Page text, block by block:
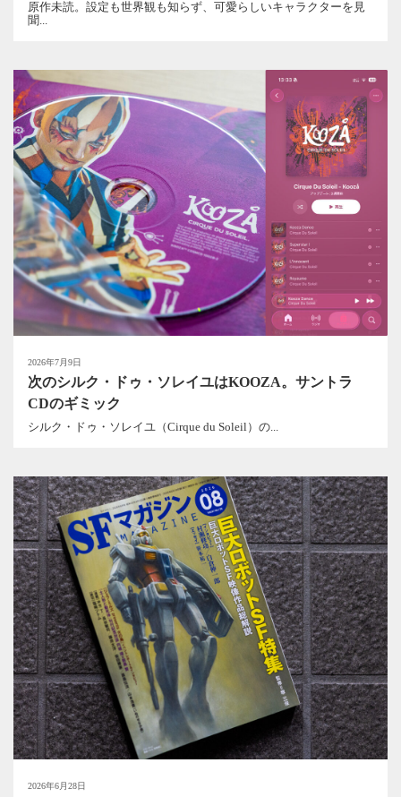
原作未読。設定も世界観も知らず、可愛らしいキャラクターを見
聞...
2026年7月9日
次のシルク・ドゥ・ソレイユはKOOZA。サントラ
CDのギミック
シルク・ドゥ・ソレイユ（Cirque du Soleil）の...
2026年6月28日